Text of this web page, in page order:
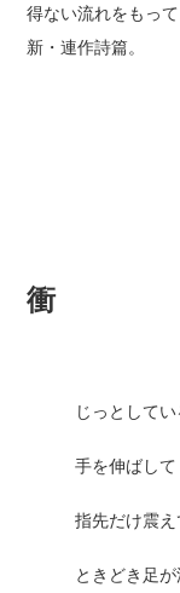
得ない流れをもっ
新・連作詩篇。
衝
じっとしてい
手を伸ばして
指先だけ震え
ときどき足